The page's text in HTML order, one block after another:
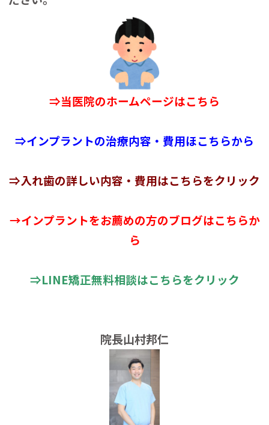
⇒当医院のホームページはこちら
⇒インプラントの治療内容・費用ほこちらから
⇒入れ歯の詳しい内容・費用はこちらをクリック
→インプラントをお薦めの方のブログはこちらか
ら
⇒LINE矯正無料相談はこちらをクリック
院長山村邦仁